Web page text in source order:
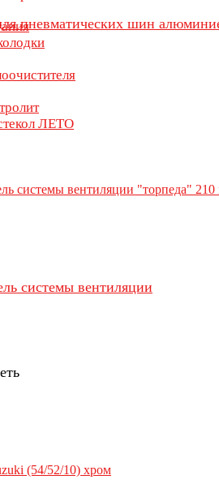
ЛЕТО
пневматических шин
системы вентиляции